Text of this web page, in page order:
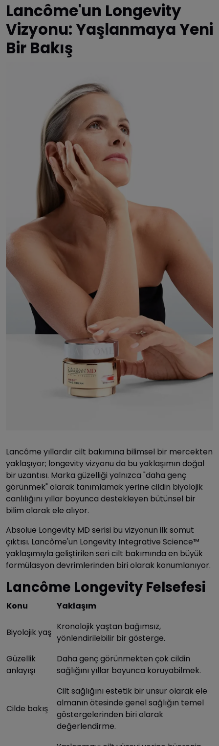
Lancôme'un Longevity
Vizyonu: Yaşlanmaya Yeni
Bir Bakış
Lancôme yıllardır cilt bakımına bilimsel bir mercekten
yaklaşıyor; longevity vizyonu da bu yaklaşımın doğal
bir uzantısı. Marka güzelliği yalnızca "daha genç
görünmek" olarak tanımlamak yerine cildin biyolojik
canlılığını yıllar boyunca destekleyen bütünsel bir
bilim olarak ele alıyor.
Absolue Longevity MD serisi bu vizyonun ilk somut
çıktısı. Lancôme'un Longevity Integrative Science™
yaklaşımıyla geliştirilen seri cilt bakımında en büyük
formülasyon devrimlerinden biri olarak konumlanıyor.
Lancôme Longevity Felsefesi
Konu Yaklaşım
Biyolojik yaş
Kronolojik yaştan bağımsız,
yönlendirilebilir bir gösterge.
Güzellik
anlayışı
Daha genç görünmekten çok cildin
sağlığını yıllar boyunca koruyabilmek.
Cilde bakış
Cilt sağlığını estetik bir unsur olarak ele
almanın ötesinde genel sağlığın temel
göstergelerinden biri olarak
değerlendirme.